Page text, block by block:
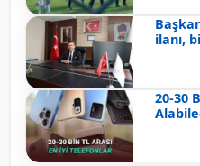
ilanı,
20-30